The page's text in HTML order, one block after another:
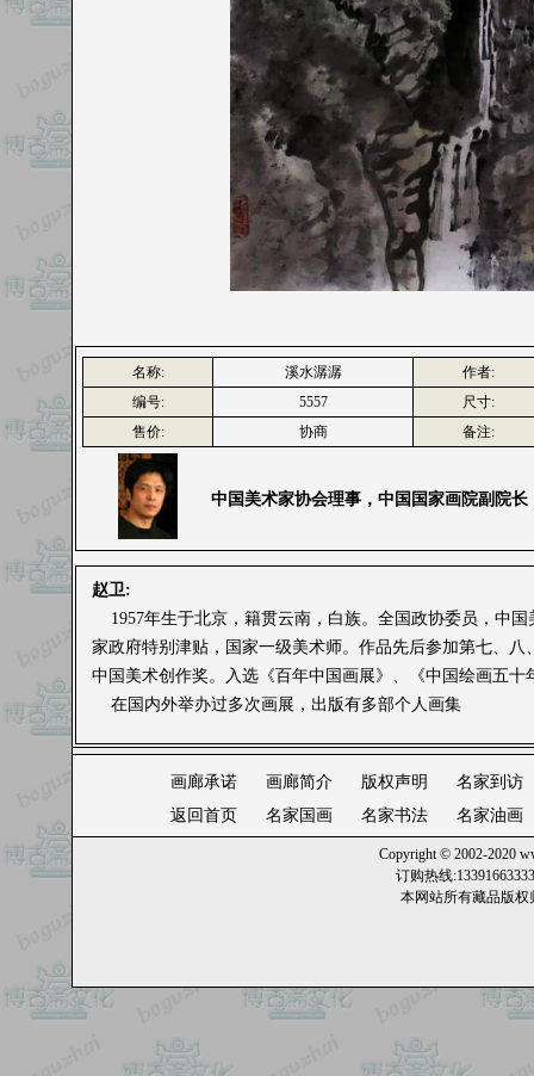
名称: 溪水潺潺
作者:
编号:
5557
尺寸:
售价:
协商 备注:
中国美术家协会理事，中国国家画院副院长
赵卫:
1957年生于北京，籍贯云南，白族。全国政协委员，中
家政府特别津贴，国家一级美术师。作品先后参加第七、
中国美术创作奖。入选《百年中国画展》、《中国绘画五十
在国内外举办过多次画展，出版有多部个人画集
画廊承诺 画廊简介 版权声明
名家到访
返回首页
名家国画 名家书法 名家油画
Copyright © 2002-2020
订购热线
本网站所有藏品版